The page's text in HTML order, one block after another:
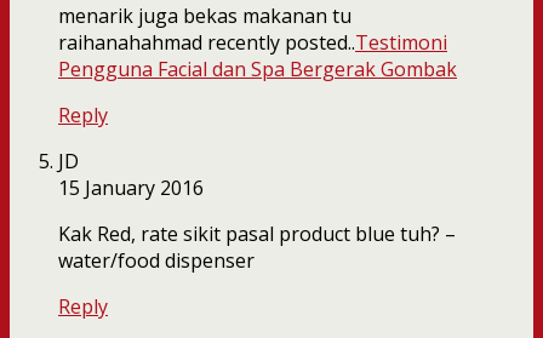
menarik juga bekas makanan tu
raihanahahmad recently posted..Testimoni
Pengguna Facial dan Spa Bergerak Gombak
Reply
JD
15 January 2016
Kak Red, rate sikit pasal product blue tuh? –
water/food dispenser
Reply